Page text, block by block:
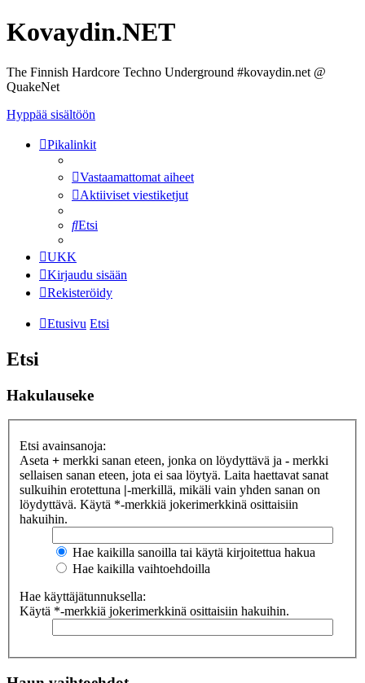
Kovaydin.NET
The Finnish Hardcore Techno Underground #kovaydin.net @
QuakeNet
Hyppää sisältöön
Pikalinkit
Vastaamattomat aiheet
Aktiiviset viestiketjut
Etsi
UKK
Kirjaudu sisään
Rekisteröidy
Etusivu Etsi
Etsi
Hakulauseke
Etsi avainsanoja:
Aseta + merkki sanan eteen, jonka on löydyttävä ja - merkki
sellaisen sanan eteen, jota ei saa löytyä. Laita haettavat sanat
sulkuihin erotettuna |-merkillä, mikäli vain yhden sanan on
löydyttävä. Käytä *-merkkiä jokerimerkkinä osittaisiin
hakuihin.
Hae kaikilla sanoilla tai käytä kirjoitettua hakua
Hae kaikilla vaihtoehdoilla
Hae käyttäjätunnuksella:
Käytä *-merkkiä jokerimerkkinä osittaisiin hakuihin.